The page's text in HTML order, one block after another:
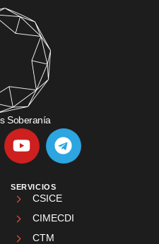
Soberanía
SERVICIOS
CSICE
CIMECDI
CTM